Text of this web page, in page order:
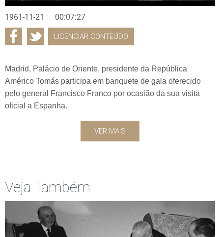
1961-11-21 00:07:27
LICENCIAR CONTEÚDO
Madrid, Palácio de Oriente, presidente da República
Américo Tomás participa em banquete de gala oferecido
pelo general Francisco Franco por ocasião da sua visita
oficial a Espanha.
VER MAIS
Veja Também